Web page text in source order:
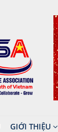
GIỚI THIỆU